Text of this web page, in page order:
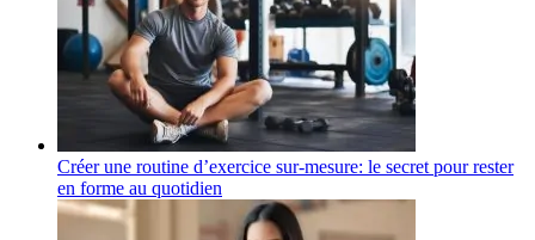
Créer une routine d’exercice sur-mesure: le secret pour rester
en forme au quotidien